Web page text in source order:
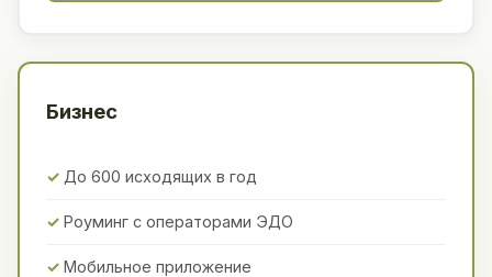
Бизнес
До 600 исходящих в год
Роуминг с операторами ЭДО
Мобильное приложение